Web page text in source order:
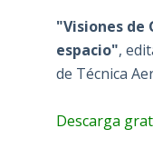
"Visiones de
espacio",
de Técnica
Descarga